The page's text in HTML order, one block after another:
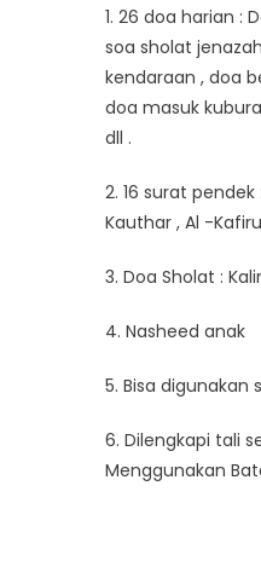
1. 26 doa harian :
soa sholat
kendaraan , doa
doa masuk
dll .
2. 16 surat
Kauthar , Al -
3. Doa Sholat :
4. Nasheed anak
5. Bisa
6. Dilengkapi tali
Menggunakan